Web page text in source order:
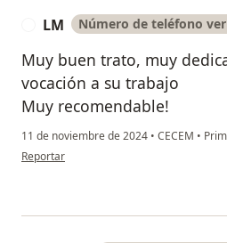
LM Número de teléfono
Muy buen trato, muy
vocación a su trabajo
Muy recomendable!
11 de noviembre de 2024 • CECEM •
en opinión del usuario LM
Reportar